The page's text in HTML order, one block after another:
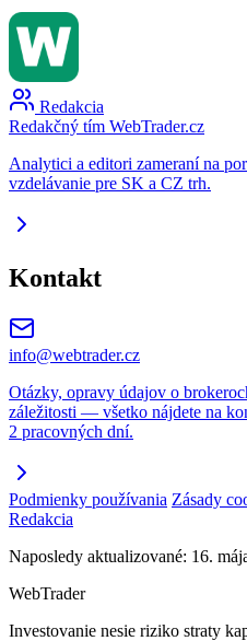
Redakcia
Redakčný tím WebTrader.cz
Analytici a editori zameraní na
vzdelávanie pre SK a CZ trh.
Kontakt
info@webtrader.cz
Otázky, opravy údajov o
záležitosti — všetko nájdete na
2 pracovných dní.
Podmienky používania Zásady
Redakcia
Naposledy aktualizované: 16.
WebTrader
Investovanie nesie riziko straty